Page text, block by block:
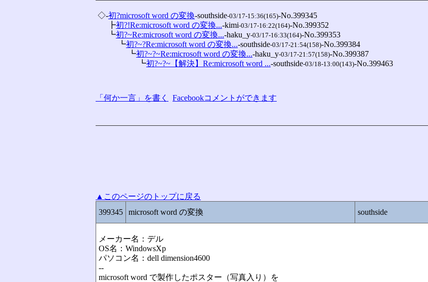
◇-初?microsoft word の変換-southside-03/17-15:36(165)-No.399345
┣初?!Re:microsoft word の変換...-kimi-03/17-16:22(164)-No.399352
┗初?~Re:microsoft word の変換...-haku_y-03/17-16:33(164)-No.399353
┗初?~?Re:microsoft word の変換...-southside-03/17-21:54(158)-No.399384
┗初?~?~Re:microsoft word の変換...-haku_y-03/17-21:57(158)-No.399387
┗初?~?~【解決】Re:microsoft word ...-southside-03/18-13:00(143)-No.399463
「何か一言」を書く Facebookコメントができます
▲このページのトップに戻る
399345
microsoft word の変換 southside
メーカー名：デル
OS名：WindowsXp
パソコン名：dell dimension4600
--
microsoft word で製作したポスター（写真入り）を